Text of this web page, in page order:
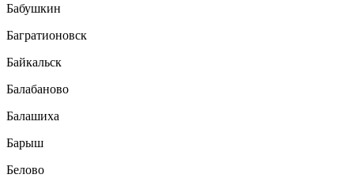
Бабушкин
Багратионовск
Байкальск
Балабаново
Балашиха
Барыш
Белово